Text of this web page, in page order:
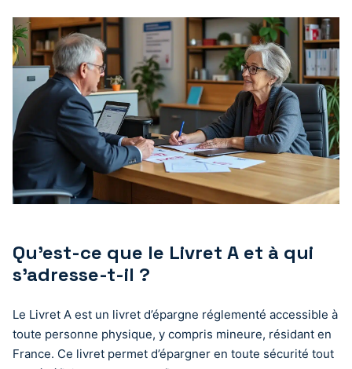
Qu’est-ce que le Livret A et à qui
s’adresse-t-il ?
Le Livret A est un livret d’épargne réglementé accessible à
toute personne physique, y compris mineure, résidant en
France. Ce livret permet d’épargner en toute sécurité tout